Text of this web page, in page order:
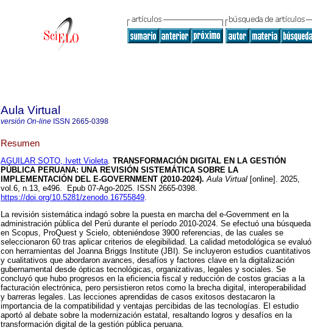
Aula Virtual
versión On-line ISSN 2665-0398
Resumen
AGUILAR SOTO, Ivett Violeta. TRANSFORMACIÓN DIGITAL EN LA GESTIÓN
PÚBLICA PERUANA: UNA REVISIÓN SISTEMÁTICA SOBRE LA
IMPLEMENTACIÓN DEL E-GOVERNMENT (2010-2024). Aula Virtual [online]. 2025,
vol.6, n.13, e496. Epub 07-Ago-2025. ISSN 2665-0398.
https://doi.org/10.5281/zenodo.16755849.
La revisión sistemática indagó sobre la puesta en marcha del e-Government en la
administración pública del Perú durante el período 2010-2024. Se efectuó una búsqueda
en Scopus, ProQuest y Scielo, obteniéndose 3900 referencias, de las cuales se
seleccionaron 60 tras aplicar criterios de elegibilidad. La calidad metodológica se evaluó
con herramientas del Joanna Briggs Institute (JBI). Se incluyeron estudios cuantitativos
y cualitativos que abordaron avances, desafíos y factores clave en la digitalización
gubernamental desde ópticas tecnológicas, organizativas, legales y sociales. Se
concluyó que hubo progresos en la eficiencia fiscal y reducción de costos gracias a la
facturación electrónica, pero persistieron retos como la brecha digital, interoperabilidad
y barreras legales. Las lecciones aprendidas de casos exitosos destacaron la
importancia de la compatibilidad y ventajas percibidas de las tecnologías. El estudio
aportó al debate sobre la modernización estatal, resaltando logros y desafíos en la
transformación digital de la gestión pública peruana.